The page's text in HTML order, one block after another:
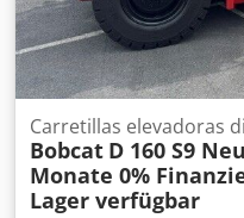
Carretillas elevadoras
Bobcat D 160 S9
Monate 0%
Lager verfügbar